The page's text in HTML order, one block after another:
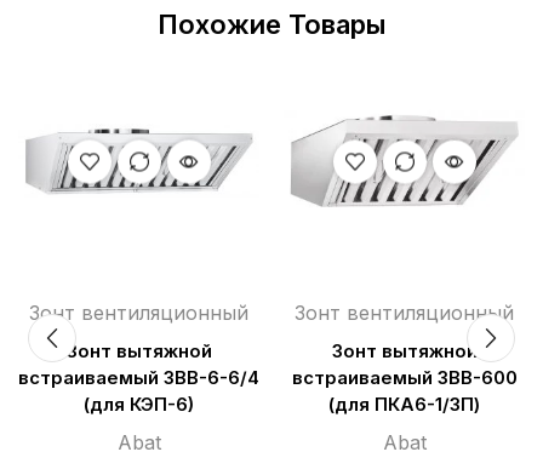
Похожие Товары
Зонт вентиляционный
Зонт вытяжной
встраиваемый ЗВВ-6-6/4
(для КЭП-6)
Abat
Зонт вентиляционный
Зонт вытяжной
встраиваемый ЗВВ-600
(для ПКА6-1/3П)
Abat